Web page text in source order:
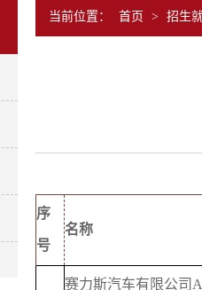
当前位置： 首页 > 招生
序
号
名称
赛力斯汽车有限公司